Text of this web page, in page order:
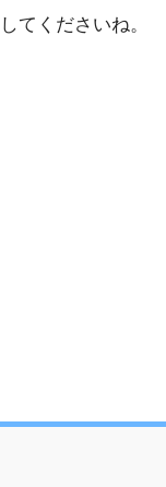
してくださいね。